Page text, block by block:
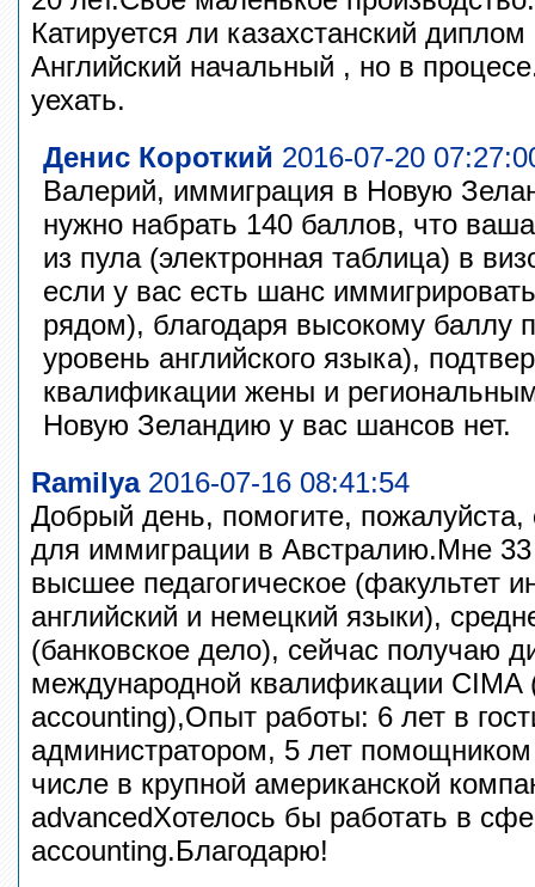
Катируется ли казахстанский
Английский начальный , но в
уехать.
Денис Короткий 2016-07-20
Валерий, иммиграция в Новую
нужно набрать 140 баллов, что
из пула (электронная таблица) в
если у вас есть шанс
рядом), благодаря высокому баллу
уровень английского языка),
квалификации жены и
Новую Зеландию у вас шансов нет.
Ramilya2016-07-16 08:41:54
Добрый день, помогите,
для иммиграции в Австралию.Мне
высшее педагогическое (факультет
английский и немецкий языки),
(банковское дело), сейчас получаю
международной квалификации CIMA
accounting),Опыт работы: 6 лет в
администратором, 5 лет
числе в крупной американской
advancedХотелось бы работать в
accounting.Благодарю!